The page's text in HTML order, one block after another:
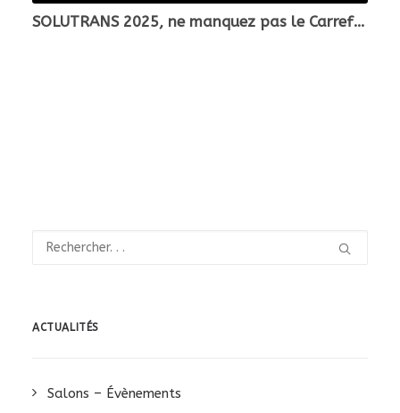
SOLUTRANS 2025, ne manquez pas le Carrefour Mondial du Véhicule Industriel et Urbain - 18 au 22 nov
ACTUALITÉS
Salons – Évènements